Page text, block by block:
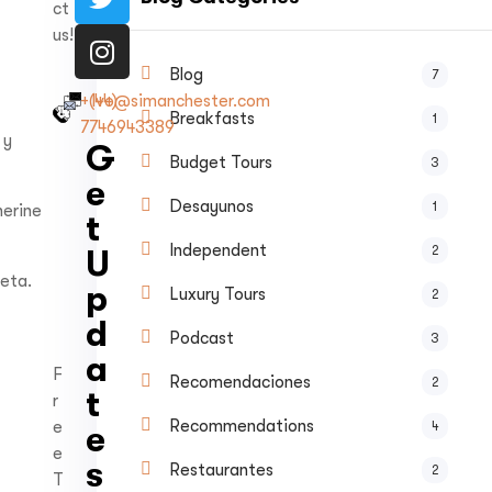
Blog 7
Breakfasts 1
Budget Tours 3
Desayunos 1
Independent 2
Luxury Tours 2
Podcast 3
Recomendaciones 2
Recommendations 4
Restaurantes 2
ct
us!
+(44)
7746943389
Ivo@simanchester.com
F
r
e
e
T
G
e
t
U
p
d
a
t
e
s